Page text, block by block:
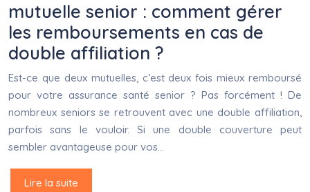
mutuelle senior : comment gérer
les remboursements en cas de
double affiliation ?
Est-ce que deux mutuelles, c’est deux fois mieux remboursé
pour votre assurance santé senior ? Pas forcément ! De
nombreux seniors se retrouvent avec une double affiliation,
parfois sans le vouloir. Si une double couverture peut
sembler avantageuse pour vos…
Lire la suite